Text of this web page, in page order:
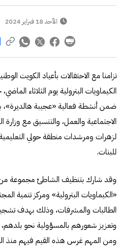
الأحد 18 فبراير 2024
تزامنا مع الاحتفالات بأعياد الكويت
الكيماويات البترولية يوم الثلاثاء
ضمن أنشطة فعالية «عجيبة هالديرة»،
الاجتماعية والعمل، والتنسيق مع وزارة
لزهرات ومرشدات منطقة حولي التعليمية
للبنات.
وقد شارك بتنظيف الشاطئ مجموعة من
«الكيماويات البترولية» ومركز تنمية
الطالبات والمشرفات، وذلك بهدف تشجيع
وتعزيز شعورهم بالمسؤولية نحو
ومن المهم غرس هذه القيم فيهم منذ